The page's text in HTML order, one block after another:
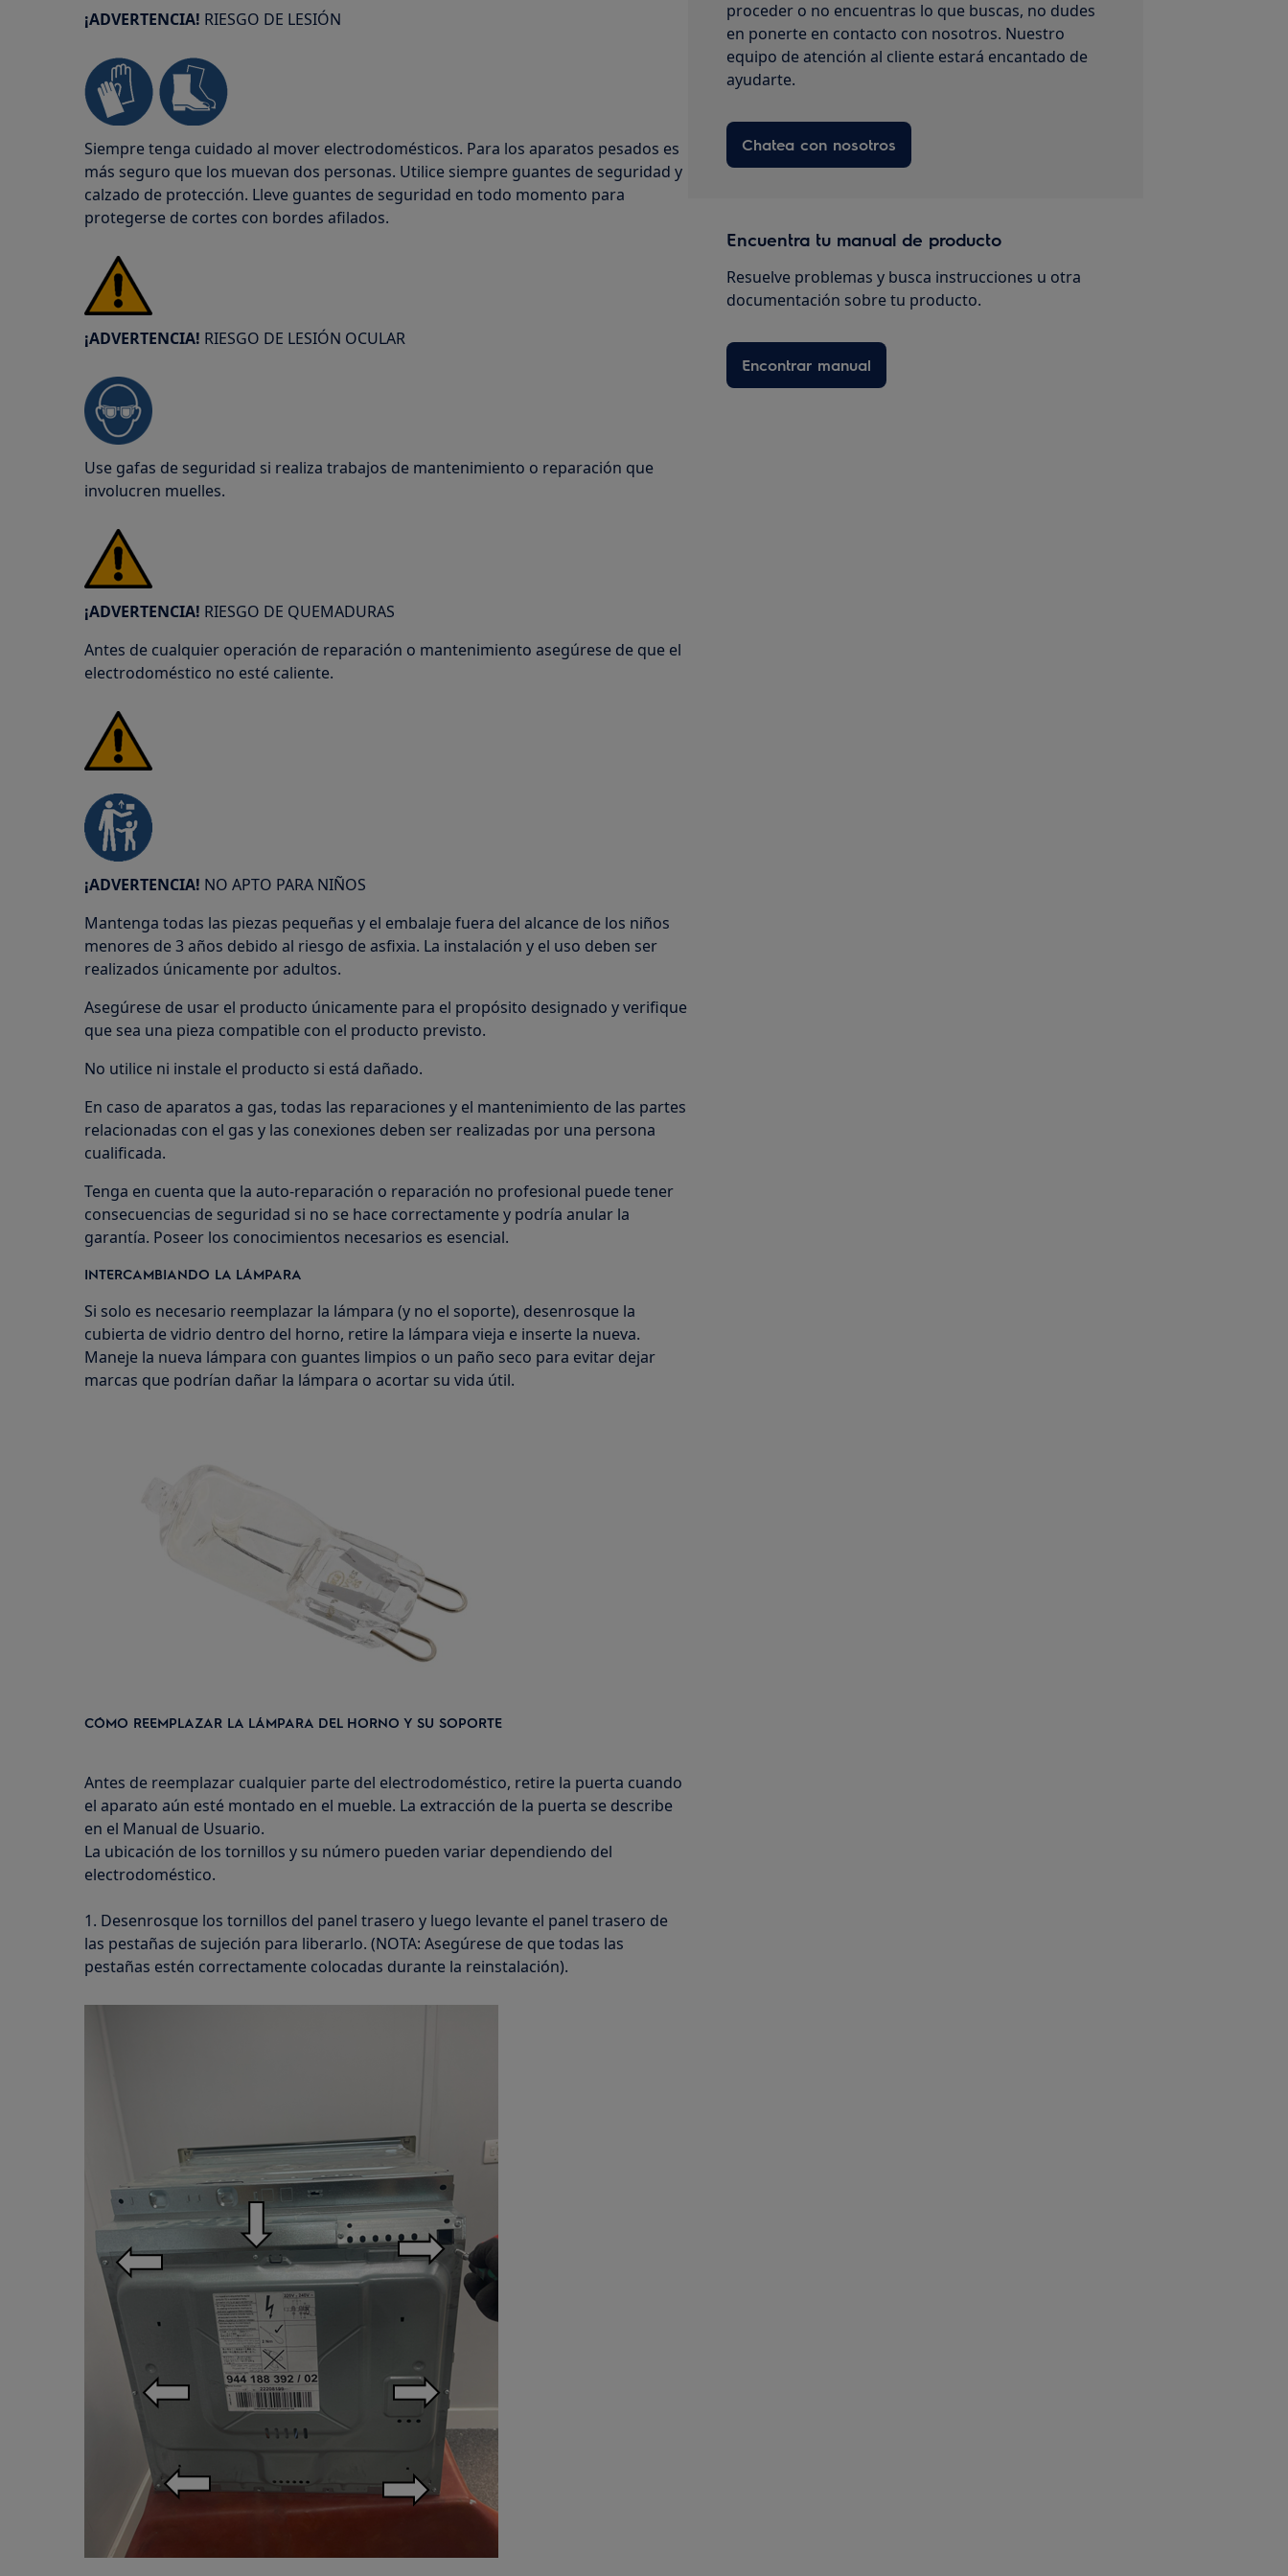
¡ADVERTENCIA! RIESGO DE LESIÓN
Siempre tenga cuidado al mover electrodomésticos. Para los aparatos pesados es
más seguro que los muevan dos personas. Utilice siempre guantes de seguridad y
calzado de protección. Lleve guantes de seguridad en todo momento para
protegerse de cortes con bordes afilados.
¡ADVERTENCIA! RIESGO DE LESIÓN OCULAR
Use gafas de seguridad si realiza trabajos de mantenimiento o reparación que
involucren muelles.
¡ADVERTENCIA! RIESGO DE QUEMADURAS
Antes de cualquier operación de reparación o mantenimiento asegúrese de que el
electrodoméstico no esté caliente.
¡ADVERTENCIA! NO APTO PARA NIÑOS
Mantenga todas las piezas pequeñas y el embalaje fuera del alcance de los niños
menores de 3 años debido al riesgo de asfixia. La instalación y el uso deben ser
realizados únicamente por adultos.
Asegúrese de usar el producto únicamente para el propósito designado y verifique
que sea una pieza compatible con el producto previsto.
No utilice ni instale el producto si está dañado.
En caso de aparatos a gas, todas las reparaciones y el mantenimiento de las partes
relacionadas con el gas y las conexiones deben ser realizadas por una persona
cualificada.
Tenga en cuenta que la auto-reparación o reparación no profesional puede tener
consecuencias de seguridad si no se hace correctamente y podría anular la
garantía. Poseer los conocimientos necesarios es esencial.
INTERCAMBIANDO LA LÁMPARA
Si solo es necesario reemplazar la lámpara (y no el soporte), desenrosque la
cubierta de vidrio dentro del horno, retire la lámpara vieja e inserte la nueva.
Maneje la nueva lámpara con guantes limpios o un paño seco para evitar dejar
marcas que podrían dañar la lámpara o acortar su vida útil.
CÓMO REEMPLAZAR LA LÁMPARA DEL HORNO Y SU SOPORTE
Antes de reemplazar cualquier parte del electrodoméstico, retire la puerta cuando
el aparato aún esté montado en el mueble. La extracción de la puerta se describe
en el Manual de Usuario.
La ubicación de los tornillos y su número pueden variar dependiendo del
electrodoméstico.
1. Desenrosque los tornillos del panel trasero y luego levante el panel trasero de
las pestañas de sujeción para liberarlo. (NOTA: Asegúrese de que todas las
pestañas estén correctamente colocadas durante la reinstalación).
proceder o no encuentras lo que buscas, no dudes
en ponerte en contacto con nosotros. Nuestro
equipo de atención al cliente estará encantado de
ayudarte.
Chatea con nosotros
Encuentra tu manual de producto
Resuelve problemas y busca instrucciones u otra
documentación sobre tu producto.
Encontrar manual